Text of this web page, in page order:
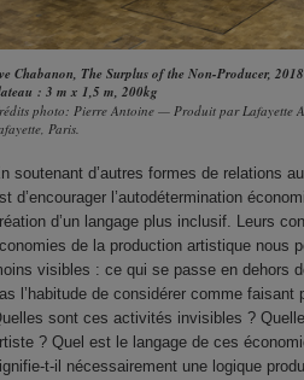
Chabanon, The Surplus of the Non-Producer,
: 3 m x 1,5 m, 200kg
photo: Pierre Antoine — Produit par Lafayette
Paris.
soutenant d’autres formes de relations
d’encourager l’autodétermination
d’un langage plus inclusif. Leurs
de la production artistique nous
visibles : ce qui se passe en dehors
l’habitude de considérer comme faisant
sont ces activités invisibles ?
? Quel est le langage de ces
t-il nécessairement une logique